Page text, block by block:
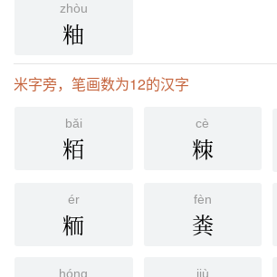
zhòu
粙
米字旁，笔画数为12的汉字
bǎi
粨
cè
䊂
ér
粫
fèn
粪
hóng jiù